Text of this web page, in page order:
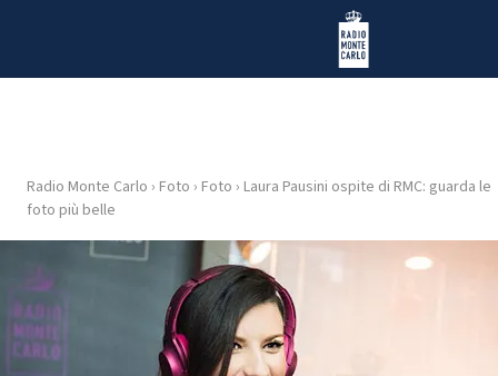
Radio Monte Carlo
HOME
RADIO
WEB
RADIO
Radio Monte Carlo › Foto › Foto › Laura Pausini ospite di RMC: guarda le
foto più belle